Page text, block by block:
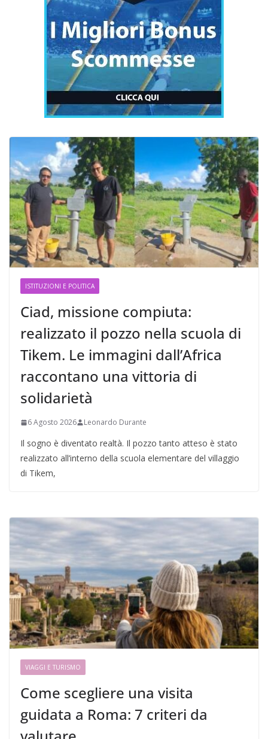
ISTITUZIONI E POLITICA
Ciad, missione compiuta:
realizzato il pozzo nella scuola di
Tikem. Le immagini dall’Africa
raccontano una vittoria di
solidarietà
6 Agosto 2026 Leonardo Durante
Il sogno è diventato realtà. Il pozzo tanto atteso è stato
realizzato all’interno della scuola elementare del villaggio
di Tikem,
VIAGGI E TURISMO
Come scegliere una visita
guidata a Roma: 7 criteri da